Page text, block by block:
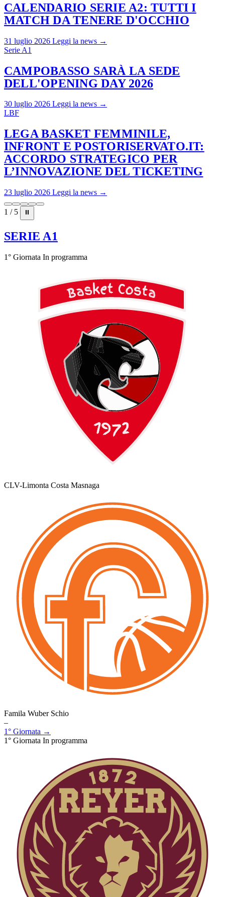
CALENDARIO SERIE A2: TUTTI I
MATCH DA TENERE D'OCCHIO
31 luglio 2026 Leggi la news →
Serie A1
CAMPOBASSO SARÀ LA SEDE
DELL'OPENING DAY 2026
30 luglio 2026 Leggi la news →
LBF
LEGA BASKET FEMMINILE,
INFRONT E POSTORISERVATO.IT:
ACCORDO STRATEGICO PER
L’INNOVAZIONE DEL TICKETING
23 luglio 2026 Leggi la news →
1 / 5 ⏸
SERIE A1
1° Giornata In programma
CLV-Limonta Costa Masnaga
Famila Wuber Schio
–
1° Giornata →
1° Giornata In programma